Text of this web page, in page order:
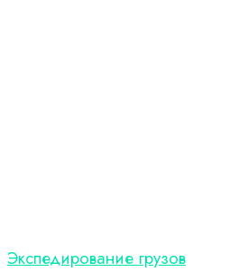
Экспедирование грузов